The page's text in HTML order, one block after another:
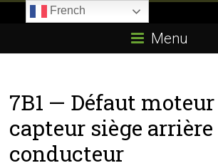
E85.com
passion
boîtier
éthanol
Menu
7B1 — Défaut
capteur siège arrière
conducteur
French